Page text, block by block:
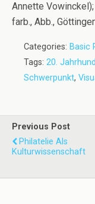
Annette Vowinckel);
farb., Abb.,
Categories: Basic
Tags: 20.
Schwerpunkt,
Previous Post
Philatelie Als
Kulturwissenschaft